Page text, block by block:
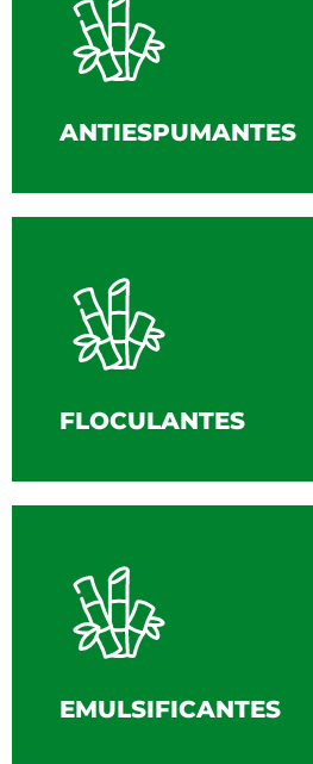
ANTIESPUMANTES
FLOCULANTES
EMULSIFICANTES